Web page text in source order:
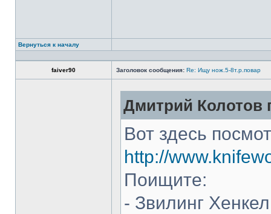
Вернуться к началу
faiver90 Заголовок сообщения: Re: Ищу нож.5-8т.р.повар
Дмитрий Колотов
Вот здесь
http://
Поищите:
- Звилинг